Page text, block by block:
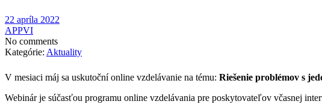
22 apríla 2022
APPVI
No comments
Kategórie: Aktuality
V mesiaci máj sa uskutoční online vzdelávanie na tému: Riešenie problémov s
Webinár je súčasťou programu online vzdelávania pre poskytovateľov včasnej